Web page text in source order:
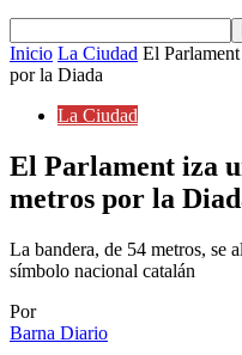
Inicio La Ciudad El
por la Diada
La Ciudad
El Parlament iza
metros por la
La bandera, de 54 metros, se
símbolo nacional catalán
Por
Barna Diario